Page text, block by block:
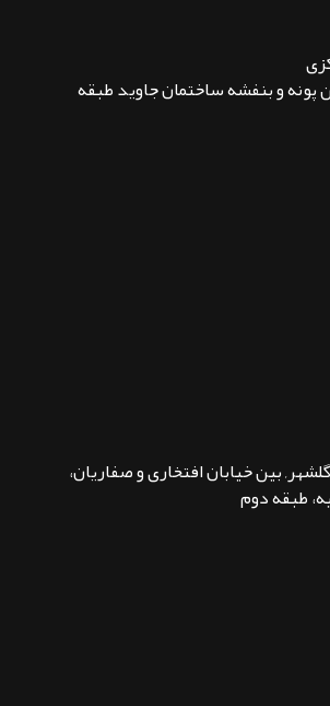
پونه و بنفشه ساختمان جاوید طبقه
گلشهر, بین خیابان افتخاری و صفاریان،
طبقه دوم